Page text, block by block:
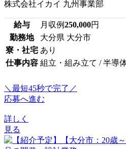
株式会社イカイ 九州事業部
給与 月収例250,000円
勤務地
大分県 大分市
寮・社宅 あり
仕事内容 組立・組み立て / 半導
＼最短45秒で完了／
応募へ進む
詳しく
見る